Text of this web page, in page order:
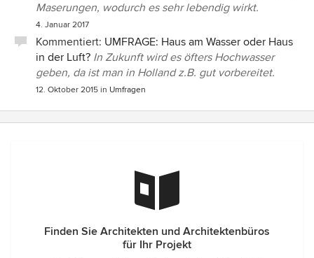
Maserungen, wodurch es sehr lebendig wirkt.
4. Januar 2017
Kommentiert: UMFRAGE: Haus am Wasser oder Haus
in der Luft? In Zukunft wird es öfters Hochwasser
geben, da ist man in Holland z.B. gut vorbereitet.
12. Oktober 2015 in Umfragen
Finden Sie Architekten und Architektenbüros
für Ihr Projekt